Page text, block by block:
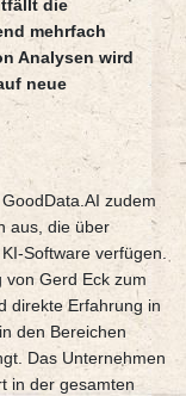
die
mehrfach
Analysen wird
neue
zudem
aus, die über
Software verfügen.
von Gerd Eck zum
direkte Erfahrung in
den Bereichen
Das Unternehmen
in der gesamten